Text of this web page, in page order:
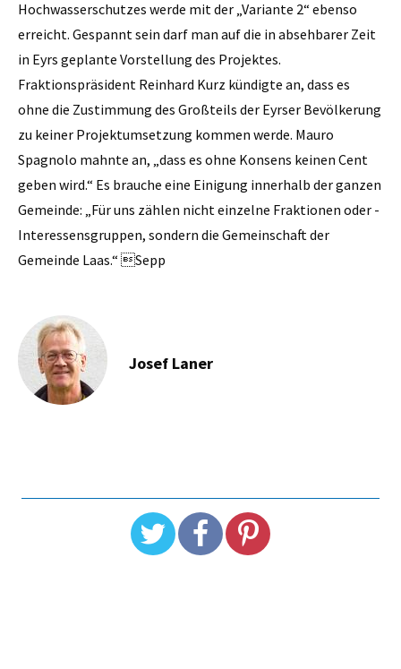
Hochwasserschutzes werde mit der „Variante 2“ ebenso
erreicht. Gespannt sein darf man auf die in absehbarer Zeit
in Eyrs geplante Vorstellung des Projektes.
Fraktionspräsident Reinhard Kurz kündigte an, dass es
ohne die Zustimmung des Großteils der Eyrser Bevölkerung
zu keiner Projektumsetzung kommen werde. Mauro
Spagnolo mahnte an, „dass es ohne Konsens keinen Cent
geben wird.“ Es brauche eine Einigung innerhalb der ganzen
Gemeinde: „Für uns zählen nicht einzelne Fraktionen oder ­
Interessensgruppen, sondern die Gemeinschaft der
Gemeinde Laas.“ Sepp
Josef Laner